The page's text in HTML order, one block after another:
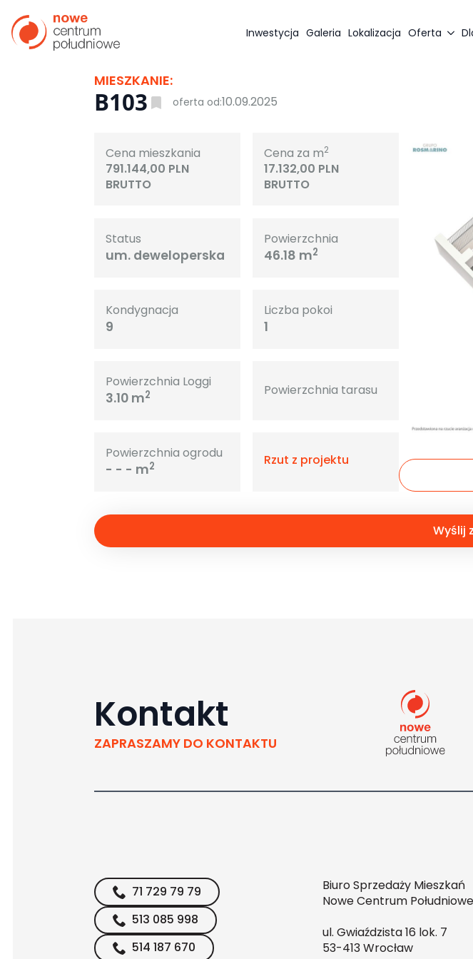
Inwestycja Galeria Lokalizacja Oferta
MIESZKANIE:
B103 oferta od:10.09.2025
Cena mieszkania
791.144,00 PLN
BRUTTO
Cena za m2
17.132,00 PLN
BRUTTO
Status
um. deweloperska
Powierzchnia
46.18 m2
Kondygnacja
9
Liczba pokoi
1
Powierzchnia Loggi
3.10 m2 Powierzchnia tarasu
Powierzchnia ogrodu
- - - m2
Rzut z projektu
Wyślij
Kontakt
ZAPRASZAMY DO KONTAKTU
71 729 79 79
513 085 998
514 187 670
Biuro Sprzedaży Mieszkań
Nowe Centrum Południowe
ul. Gwiaździsta 16 lok. 7
53-413 Wrocław